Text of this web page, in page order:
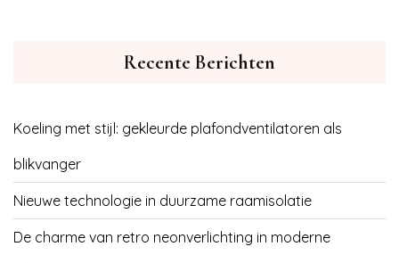
Recente Berichten
Koeling met stijl: gekleurde plafondventilatoren als
blikvanger
Nieuwe technologie in duurzame raamisolatie
De charme van retro neonverlichting in moderne